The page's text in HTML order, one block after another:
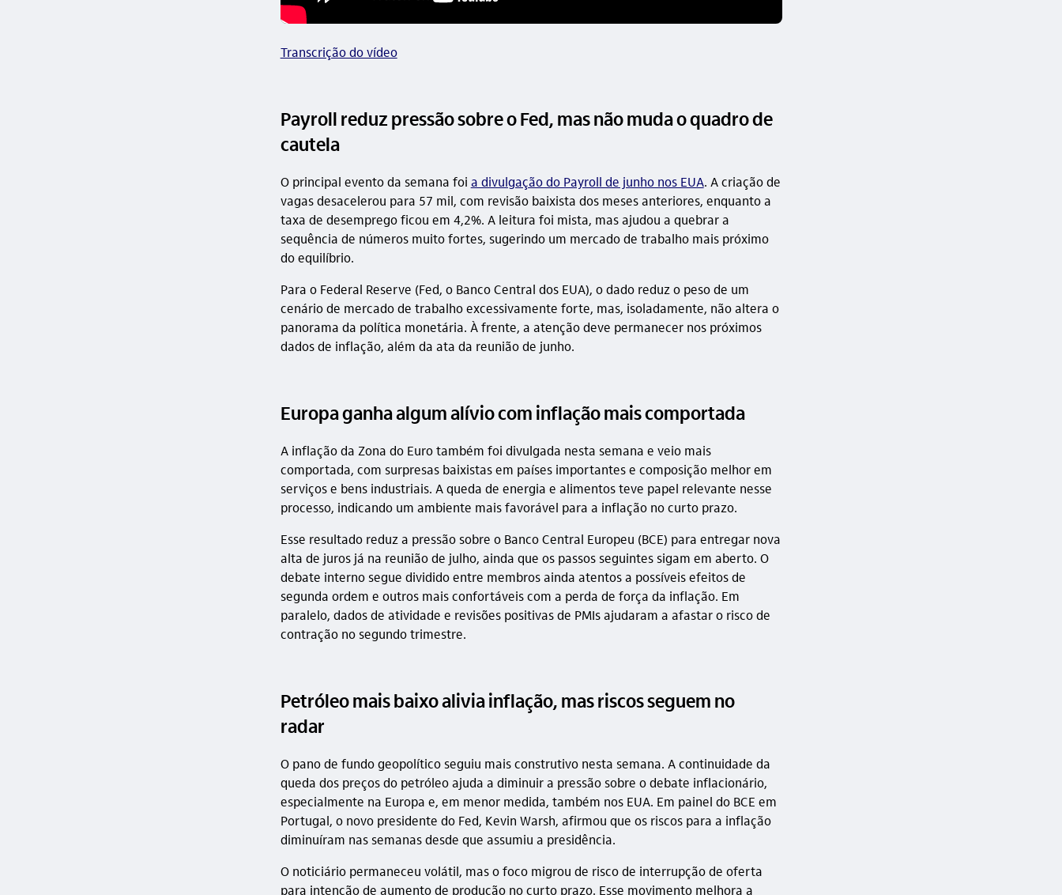
Transcrição do vídeo
Payroll reduz pressão sobre o Fed, mas não muda o quadro de
cautela
O principal evento da semana foi a divulgação do Payroll de junho nos EUA. A criação de
vagas desacelerou para 57 mil, com revisão baixista dos meses anteriores, enquanto a
taxa de desemprego ficou em 4,2%. A leitura foi mista, mas ajudou a quebrar a
sequência de números muito fortes, sugerindo um mercado de trabalho mais próximo
do equilíbrio.
Para o Federal Reserve (Fed, o Banco Central dos EUA), o dado reduz o peso de um
cenário de mercado de trabalho excessivamente forte, mas, isoladamente, não altera o
panorama da política monetária. À frente, a atenção deve permanecer nos próximos
dados de inflação, além da ata da reunião de junho.
Europa ganha algum alívio com inflação mais comportada
A inflação da Zona do Euro também foi divulgada nesta semana e veio mais
comportada, com surpresas baixistas em países importantes e composição melhor em
serviços e bens industriais. A queda de energia e alimentos teve papel relevante nesse
processo, indicando um ambiente mais favorável para a inflação no curto prazo.
Esse resultado reduz a pressão sobre o Banco Central Europeu (BCE) para entregar nova
alta de juros já na reunião de julho, ainda que os passos seguintes sigam em aberto. O
debate interno segue dividido entre membros ainda atentos a possíveis efeitos de
segunda ordem e outros mais confortáveis com a perda de força da inflação. Em
paralelo, dados de atividade e revisões positivas de PMIs ajudaram a afastar o risco de
contração no segundo trimestre.
Petróleo mais baixo alivia inflação, mas riscos seguem no
radar
O pano de fundo geopolítico seguiu mais construtivo nesta semana. A continuidade da
queda dos preços do petróleo ajuda a diminuir a pressão sobre o debate inflacionário,
especialmente na Europa e, em menor medida, também nos EUA. Em painel do BCE em
Portugal, o novo presidente do Fed, Kevin Warsh, afirmou que os riscos para a inflação
diminuíram nas semanas desde que assumiu a presidência.
O noticiário permaneceu volátil, mas o foco migrou de risco de interrupção de oferta
para intenção de aumento de produção no curto prazo. Esse movimento melhora a